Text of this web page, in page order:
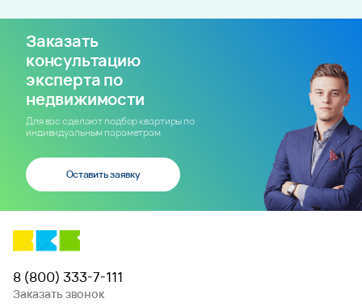
Заказать
консультацию
эксперта по
недвижимости
Для вас сделают подбор квартиры по
индивидуальным параметрам
Оставить заявку
8 (800) 333-7-111
Заказать звонок